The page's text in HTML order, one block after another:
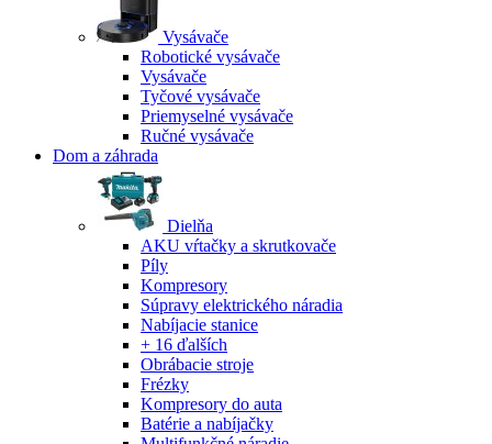
Vysávače
Robotické vysávače
Vysávače
Tyčové vysávače
Priemyselné vysávače
Ručné vysávače
Dom a záhrada
Dielňa
AKU vŕtačky a skrutkovače
Píly
Kompresory
Súpravy elektrického náradia
Nabíjacie stanice
+ 16 ďalších
Obrábacie stroje
Frézky
Kompresory do auta
Batérie a nabíjačky